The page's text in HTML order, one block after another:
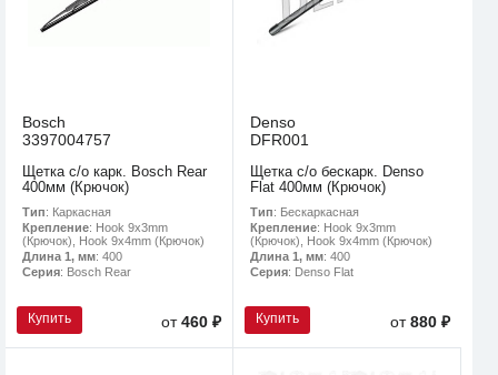
Bosch
3397004757
Щетка с/о карк. Bosch Rear
400мм (Крючок)
Тип: Каркасная
Крепление: Hook 9x3mm
(Крючок), Hook 9x4mm (Крючок)
Длина 1, мм: 400
Серия: Bosch Rear
Купить от460 ₽
Denso
DFR001
Щетка с/о бескарк. Denso
Flat 400мм (Крючок)
Тип: Бескаркасная
Крепление: Hook 9x3mm
(Крючок), Hook 9x4mm (Крючок)
Длина 1, мм: 400
Серия: Denso Flat
Купить от880 ₽